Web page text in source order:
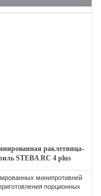
раклетница-
STEBA RC 4 plus
минипротивней
порционных